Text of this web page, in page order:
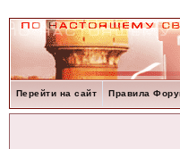
Перейти на сайт Правила